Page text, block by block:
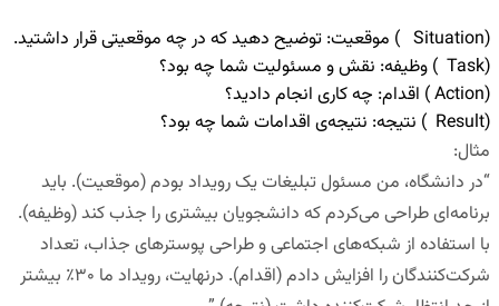
(
Situation ) موقعیت: توضیح دهید که در چه موقعیتی قرار داشتید.
(
Task ) وظیفه: نقش و مسئولیت شما چه بود؟
(
Action) اقدام: چه کاری انجام دادید؟
(
Result ) نتیجه: نتیجه‌ی اقدامات شما چه بود؟
مثال:
“در دانشگاه، من مسئول تبلیغات یک رویداد بودم (موقعیت). باید
برنامه‌ای طراحی می‌کردم که دانشجویان بیشتری را جذب کند (وظیفه).
با استفاده از شبکه‌های اجتماعی و طراحی پوسترهای جذاب، تعداد
شرکت‌کنندگان را افزایش دادم (اقدام). درنهایت، رویداد ما ۳۰٪ بیشتر